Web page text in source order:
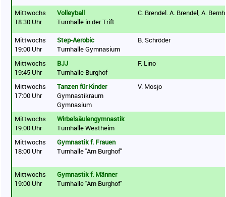
Mittwochs
18:30 Uhr
Volleyball
Turnhalle in der Trift
C. Brendel. A. Brendel, A.
Mittwochs
19:00 Uhr
Step-Aerobic
Turnhalle Gymnasium
B. Schröder
Mittwochs
19:45 Uhr
BJJ
Turnhalle Burghof
F. Lino
Mittwochs
17:00 Uhr
Tanzen für Kinder
Gymnastikraum
Gymnasium
V. Mosjo
Mittwochs
19:00 Uhr
Wirbelsäulengymnastik
Turnhalle Westheim
Mittwochs
18:00 Uhr
Gymnastik f. Frauen
Turnhalle "Am Burghof"
Mittwochs
19:00 Uhr
Gymnastik f. Männer
Turnhalle "Am Burghof"